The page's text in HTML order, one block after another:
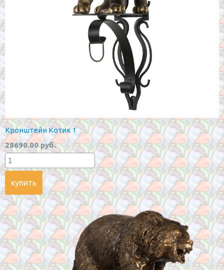
Кронштейн Котик 1
28690.00 руб.